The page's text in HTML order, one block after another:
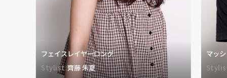
フェイスレイヤーロング
Stylist:齊藤 朱夏
マッ